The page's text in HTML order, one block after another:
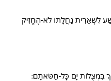
לִשְׁאֵרִית נַחֲלָתוֹ לֹא-הֶחֱזִיק
בִּמְצֻלוֹת יָם כָּל-חַטֹּאתָם: